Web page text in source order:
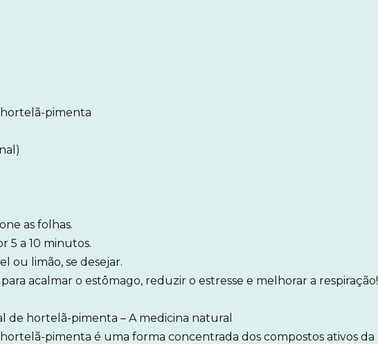
hortelã-pimenta
as folhas.
5 a 10 minutos.
ou limão, se desejar.
acalmar o estômago, reduzir o estresse e melhorar a respiração!
de hortelã-pimenta – A medicina natural
pimenta é uma forma concentrada dos compostos ativos da